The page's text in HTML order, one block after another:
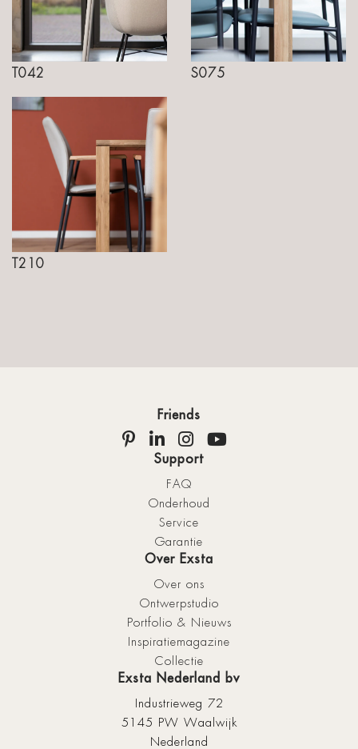
T042 S075
T210
Friends
Support
FAQ
Onderhoud
Service
Garantie
Over Exsta
Over ons
Ontwerpstudio
Portfolio & Nieuws
Inspiratiemagazine
Collectie
Exsta Nederland bv
Industrieweg 72
5145 PW Waalwijk
Nederland